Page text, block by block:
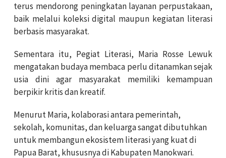
terus mendorong peningkatan layanan perpustakaan,
baik melalui koleksi digital maupun kegiatan literasi
berbasis masyarakat.
Sementara itu, Pegiat Literasi, Maria Rosse Lewuk
mengatakan budaya membaca perlu ditanamkan sejak
usia dini agar masyarakat memiliki kemampuan
berpikir kritis dan kreatif.
Menurut Maria, kolaborasi antara pemerintah,
sekolah, komunitas, dan keluarga sangat dibutuhkan
untuk membangun ekosistem literasi yang kuat di
Papua Barat, khususnya di Kabupaten Manokwari.